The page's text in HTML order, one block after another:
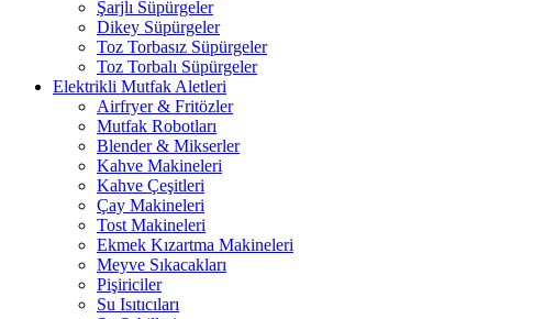
Şarjlı Süpürgeler
Dikey Süpürgeler
Toz Torbasız Süpürgeler
Toz Torbalı Süpürgeler
Elektrikli Mutfak Aletleri
Airfryer & Fritözler
Mutfak Robotları
Blender & Mikserler
Kahve Makineleri
Kahve Çeşitleri
Çay Makineleri
Tost Makineleri
Ekmek Kızartma Makineleri
Meyve Sıkacakları
Pişiriciler
Su Isıtıcıları